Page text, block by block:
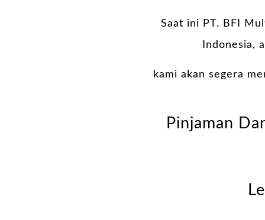
Saat ini PT. BFI
Indonesia,
kami akan segera
Pinjaman